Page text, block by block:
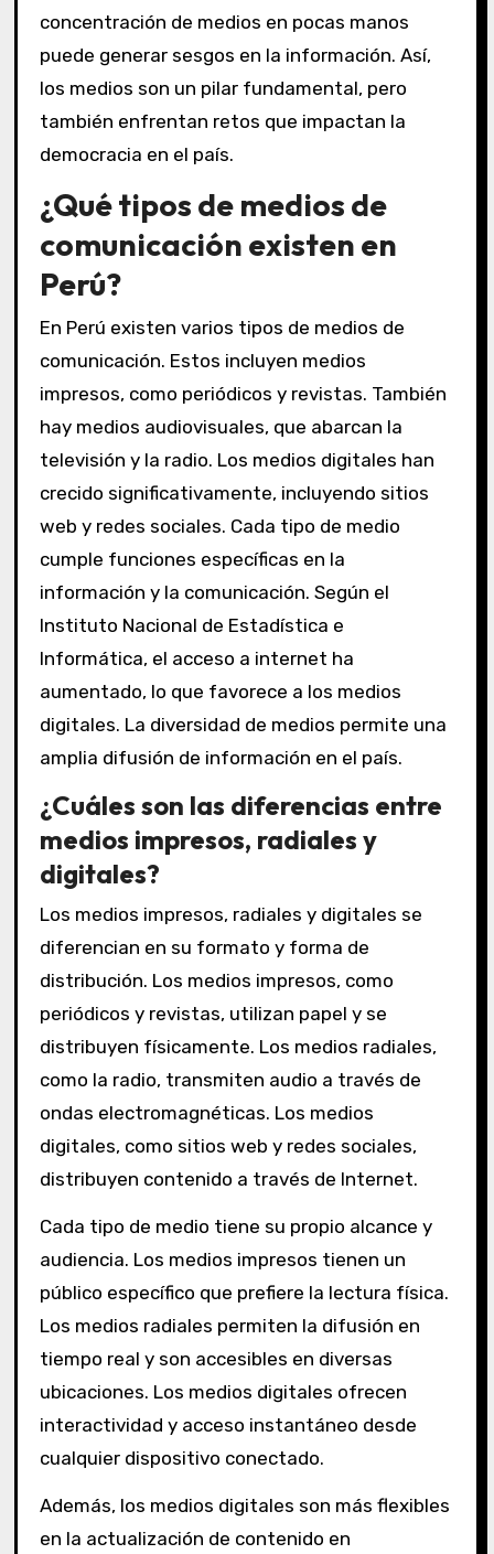
concentración de medios en pocas manos
puede generar sesgos en la información. Así,
los medios son un pilar fundamental, pero
también enfrentan retos que impactan la
democracia en el país.
¿Qué tipos de medios de
comunicación existen en
Perú?
En Perú existen varios tipos de medios de
comunicación. Estos incluyen medios
impresos, como periódicos y revistas. También
hay medios audiovisuales, que abarcan la
televisión y la radio. Los medios digitales han
crecido significativamente, incluyendo sitios
web y redes sociales. Cada tipo de medio
cumple funciones específicas en la
información y la comunicación. Según el
Instituto Nacional de Estadística e
Informática, el acceso a internet ha
aumentado, lo que favorece a los medios
digitales. La diversidad de medios permite una
amplia difusión de información en el país.
¿Cuáles son las diferencias entre
medios impresos, radiales y
digitales?
Los medios impresos, radiales y digitales se
diferencian en su formato y forma de
distribución. Los medios impresos, como
periódicos y revistas, utilizan papel y se
distribuyen físicamente. Los medios radiales,
como la radio, transmiten audio a través de
ondas electromagnéticas. Los medios
digitales, como sitios web y redes sociales,
distribuyen contenido a través de Internet.
Cada tipo de medio tiene su propio alcance y
audiencia. Los medios impresos tienen un
público específico que prefiere la lectura física.
Los medios radiales permiten la difusión en
tiempo real y son accesibles en diversas
ubicaciones. Los medios digitales ofrecen
interactividad y acceso instantáneo desde
cualquier dispositivo conectado.
Además, los medios digitales son más flexibles
en la actualización de contenido en